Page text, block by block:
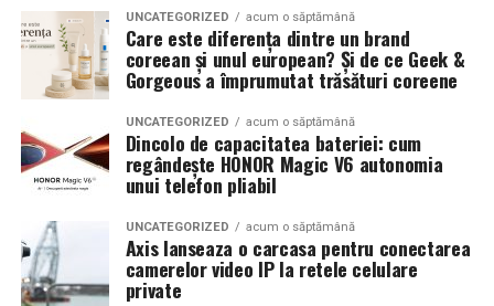
UNCATEGORIZED acum o săptămână
Care este diferența dintre un brand
coreean și unul european? Și de ce Geek &
Gorgeous a împrumutat trăsături coreene
UNCATEGORIZED acum o săptămână
Dincolo de capacitatea bateriei: cum
regândește HONOR Magic V6 autonomia
unui telefon pliabil
UNCATEGORIZED acum o săptămână
Axis lanseaza o carcasa pentru conectarea
camerelor video IP la retele celulare
private